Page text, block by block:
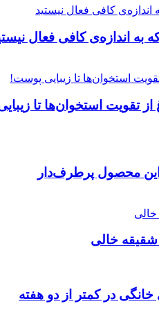
تقویت استخوان‌ها تا
محصول پرطرف‌دار
شقیقه خالی
در کمتر از دو هفته